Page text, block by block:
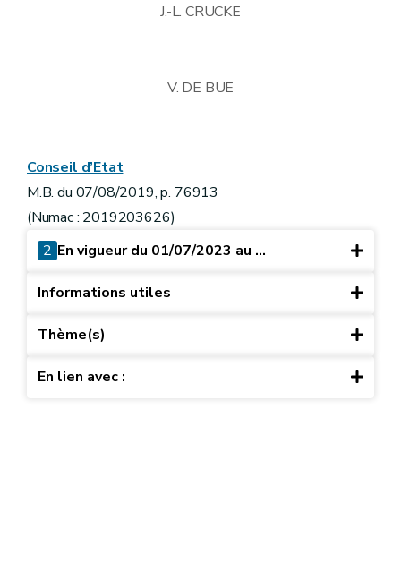
J.-L. CRUCKE
V. DE BUE
Conseil d’Etat
M.B. du 07/08/2019, p. 76913
(Numac : 2019203626)
2 En vigueur du 01/07/2023 au ...
Informations utiles
Thème(s)
En lien avec :